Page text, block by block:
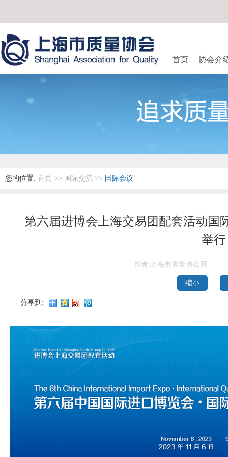
首页 协会介
您的位置: 首页 >> 国际交流 >> 国际会议
第六届进博会上海交易团配套活动国
举行
作者:上海市质量协会网
缩小
分享到: